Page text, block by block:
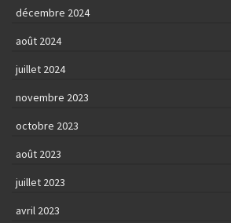
décembre 2024
août 2024
juillet 2024
novembre 2023
octobre 2023
août 2023
juillet 2023
avril 2023